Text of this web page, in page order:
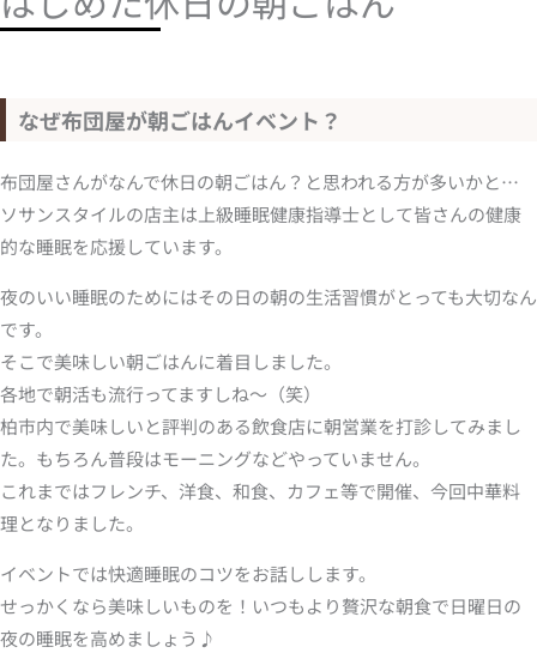
なぜ布団屋が朝ごはんイベント？
布団屋さんがなんで休日の朝ごはん？と思われる方が多いかと…
ソサンスタイルの店主は上級睡眠健康指導士として皆さんの健康
的な睡眠を応援しています。
夜のいい睡眠のためにはその日の朝の生活習慣がとっても大切なん
です。
そこで美味しい朝ごはんに着目しました。
各地で朝活も流行ってますしね～（笑）
柏市内で美味しいと評判のある飲食店に朝営業を打診してみまし
た。もちろん普段はモーニングなどやっていません。
これまではフレンチ、洋食、和食、カフェ等で開催、今回中華料
理となりました。
イベントでは快適睡眠のコツをお話しします。
せっかくなら美味しいものを！いつもより贅沢な朝食で日曜日の
夜の睡眠を高めましょう♪